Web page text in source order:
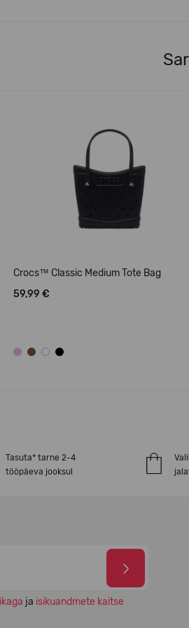
Crocs™ Classic Medium Tote Bag
59,99 €
Tasuta* tarne 2-4
tööpäeva jooksul
ja isikuandmete kaitse